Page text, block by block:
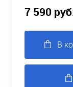
7 590
В